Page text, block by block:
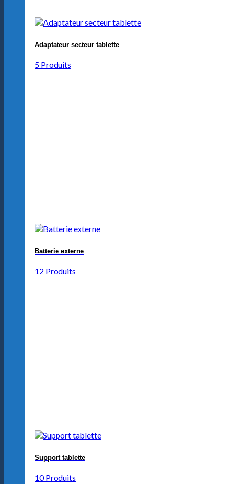
Adaptateur secteur tablette
5 Produits
Batterie externe
12 Produits
Support tablette
10 Produits